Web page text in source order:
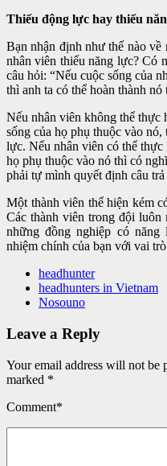
Thiếu động lực hay thiếu
Bạn nhận định như thế nào
nhân viên thiếu năng lực? Có
câu hỏi: “Nếu cuộc sống của
thì anh ta có thể hoàn thành nó
Nếu nhân viên không thể thực
sống của họ phụ thuộc vào
lực. Nếu nhân viên có thể
họ phụ thuộc vào nó thì có
phải tự mình quyết định câu
Một thành viên thể hiện kém
Các thành viên trong đội
những đồng nghiệp có
nhiệm chính của bạn với vai
headhunter
headhunters in Vietnam
Nosouno
Leave a Reply
Your email address will not be
marked *
Comment*